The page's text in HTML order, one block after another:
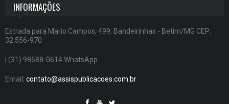
INFORMAÇÕES
Estrada para Mario Campos, 499, Bandeirinhas - Betim/MG CEP:
32.556-970
| (31) 98688-0614 WhatsApp
Email: contato@assispublicacoes.com.br